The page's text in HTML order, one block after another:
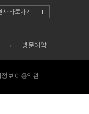
사 바로가기
방문예약
보 이용약관